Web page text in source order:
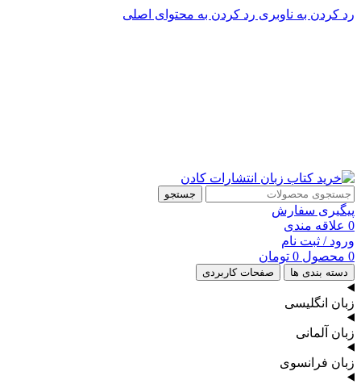
رد کردن به ناوبری رد کردن به محتوای اصلی
جستجو
پیگیری سفارش
0 علاقه مندی
ورود / ثبت نام
0 محصول 0 تومان
دسته بندی ها صفحات کاربردی
زبان انگلیسی
زبان آلمانی
زبان فرانسوی